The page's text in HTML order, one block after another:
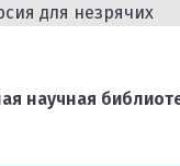
для незрячих
научная